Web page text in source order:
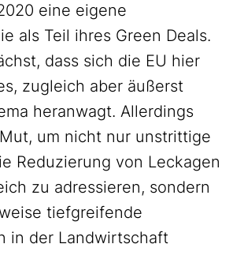
eine eigene
als Teil ihres Green Deals.
dass sich die EU hier
zugleich aber äußerst
heranwagt. Allerdings
um nicht nur unstrittige
Reduzierung von Leckagen
zu adressieren, sondern
tiefgreifende
in der Landwirtschaft